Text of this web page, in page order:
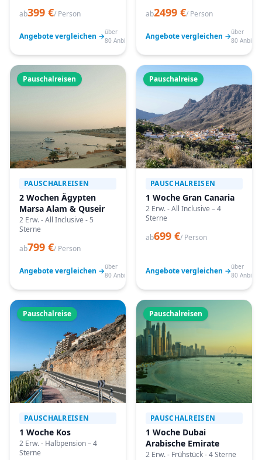
ab399 €/ Person
Angebote vergleichen →über
80 Anbieter
ab2499 €/ Person
Angebote vergleichen →über
80
Pauschalreisen
PAUSCHALREISEN
2 Wochen Ägypten
Marsa Alam & Quseir
2 Erw. - All Inclusive - 5
Sterne
ab799 €/ Person
Angebote vergleichen →über
80 Anbieter
Pauschalreise
PAUSCHALREISEN
1 Woche Gran Canaria
2 Erw. - All Inclusive – 4
Sterne
ab699 €/ Person
Angebote vergleichen →über
80
Pauschalreise
PAUSCHALREISEN
1 Woche Kos
2 Erw. - Halbpension – 4
Sterne
Pauschalreisen
PAUSCHALREISEN
1 Woche Dubai
Arabische Emirate
2 Erw. - Frühstück - 4 Sterne